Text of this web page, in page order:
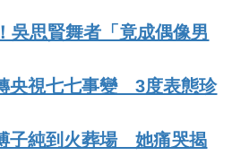
吳思賢舞者「竟成偶像男
央視七七事變 3度表態珍
子純到火葬場 她痛哭揭